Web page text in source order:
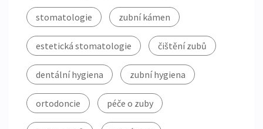
stomatologie zubní kámen
estetická stomatologie čištění zubů
dentální hygiena zubní hygiena
ortodoncie péče o zuby